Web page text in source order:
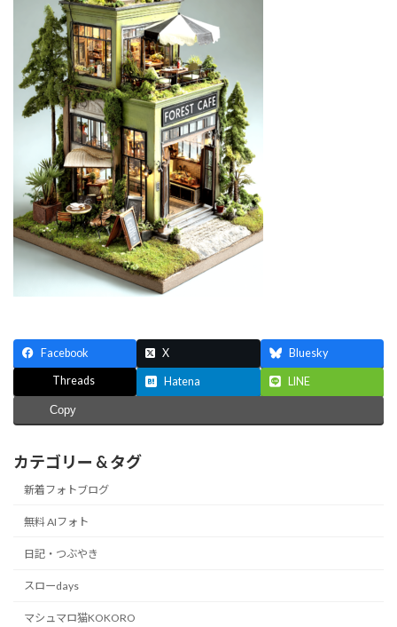
時
:
Facebook X Bluesky
Threads Hatena LINE
Copy
カテゴリー & タグ
新着フォトブログ
無料 AIフォト
日記・つぶやき
スローdays
マシュマロ猫KOKORO